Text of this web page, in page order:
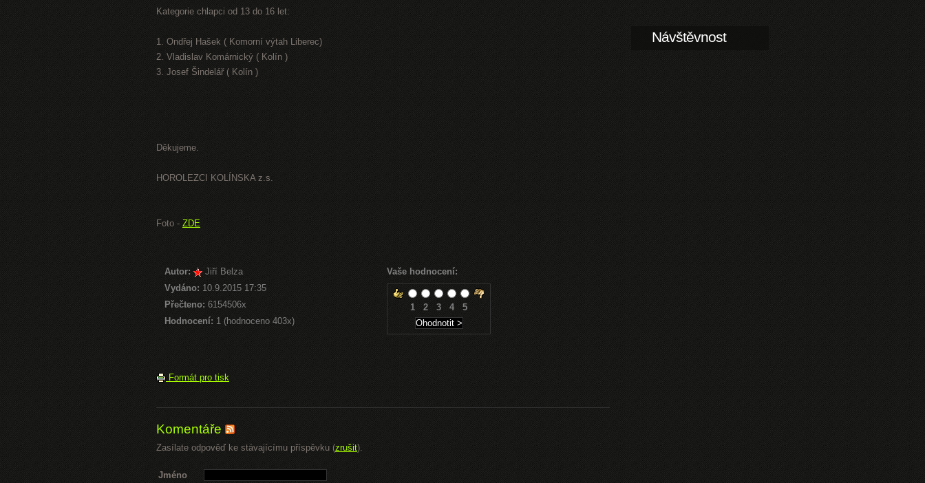
Kategorie chlapci od 13 do 16 let:
1. Ondřej Hašek ( Komorní výtah Liberec)
2. Vladislav Komárnický ( Kolín )
3. Josef Šindelář ( Kolín )
Děkujeme.
HOROLEZCI KOLÍNSKA z.s.
Foto - ZDE
Autor:
Jiří Belza
Vydáno: 10.9.2015 17:35
Přečteno: 6154506x
Hodnocení: 1 (hodnoceno 403x)
Vaše hodnocení:
1 2 3 4 5
Formát pro tisk
Komentáře
Zasílate odpověď ke stávajícímu příspěvku (zrušit).
Jméno
Návštěvnost